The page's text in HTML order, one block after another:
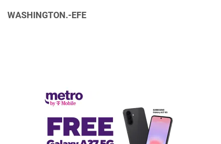
WASHINGTON.-EFE